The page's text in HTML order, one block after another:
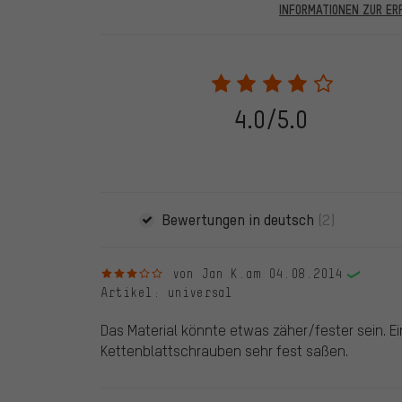
INFORMATIONEN ZUR
28.05.2022 werden nur Bewertungen veröffentlicht,
eine Bestellnummer angegeben wird. Wir schalten
frei. Alle verifizierten Bewertungen sind mit einem
dem 28.05.2022 und ab dem 28.05.2022. Vor dem
die bewertete Ware nicht bei uns gekauft haben.
veröffentlichen alle ordnungsgemäß abgegebenen
4.0/5.0
Bewertungen in deutsch (2)
3 von 5 Sternenvon Jan K. am 04.08.2014
Artikel : universal
Das Material könnte etwas zäher/fester sein.
Kettenblattschrauben sehr fest saßen.